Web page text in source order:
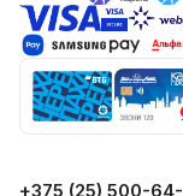
+375 (25) 500-